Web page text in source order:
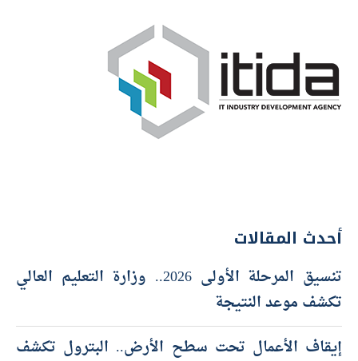
أحدث المقالات
تنسيق المرحلة الأولى 2026.. وزارة التعليم العالي
تكشف موعد النتيجة
إيقاف الأعمال تحت سطح الأرض.. البترول تكشف